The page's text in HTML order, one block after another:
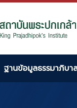
ฐานข้อมูลธรรมาภิบา